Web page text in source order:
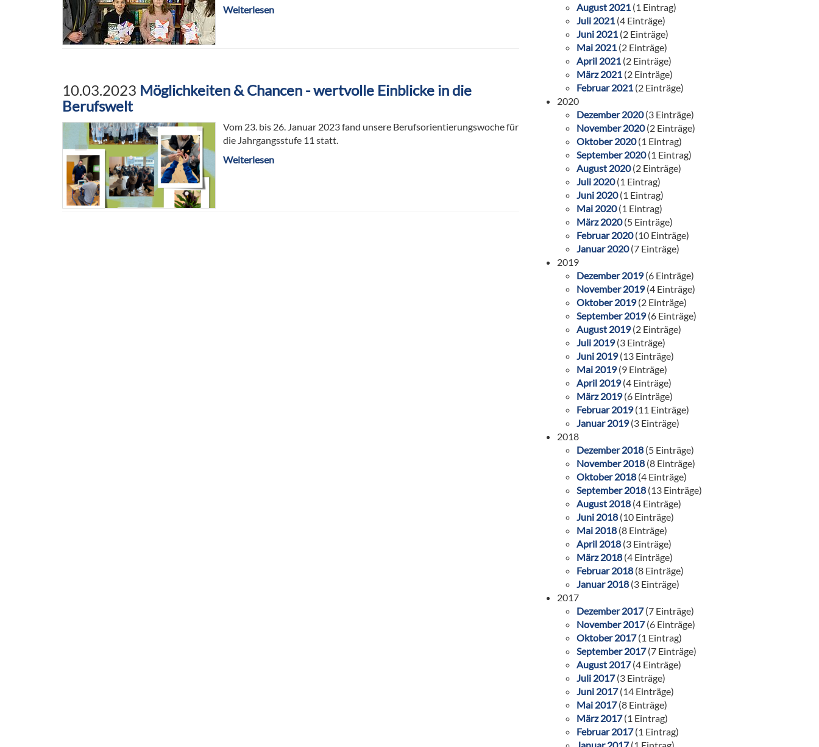
Weiterlesen
10.03.2023 Möglichkeiten & Chancen - wertvolle Einblicke in die
Berufswelt
Vom 23. bis 26. Januar 2023 fand unsere Berufsorientierungswoche für
die Jahrgangsstufe 11 statt.
Weiterlesen
August 2021 (1 Eintrag)
Juli 2021 (4 Einträge)
Juni 2021 (2 Einträge)
Mai 2021 (2 Einträge)
April 2021 (2 Einträge)
März 2021 (2 Einträge)
Februar 2021 (2 Einträge)
2020
Dezember 2020(3 Einträge)
November 2020(2 Einträge)
Oktober 2020(1 Eintrag)
September 2020(1 Eintrag)
August 2020(2 Einträge)
Juli 2020(1 Eintrag)
Juni 2020(1 Eintrag)
Mai 2020(1 Eintrag)
März 2020(5 Einträge)
Februar 2020(10 Einträge)
Januar 2020(7 Einträge)
2019
Dezember 2019(6 Einträge)
November 2019(4 Einträge)
Oktober 2019(2 Einträge)
September 2019(6 Einträge)
August 2019(2 Einträge)
Juli 2019(3 Einträge)
Juni 2019(13 Einträge)
Mai 2019(9 Einträge)
April 2019(4 Einträge)
März 2019(6 Einträge)
Februar 2019(11 Einträge)
Januar 2019(3 Einträge)
2018
Dezember 2018(5 Einträge)
November 2018(8 Einträge)
Oktober 2018(4 Einträge)
September 2018(13 Einträge)
August 2018(4 Einträge)
Juni 2018(10 Einträge)
Mai 2018(8 Einträge)
April 2018(3 Einträge)
März 2018(4 Einträge)
Februar 2018(8 Einträge)
Januar 2018(3 Einträge)
2017
Dezember 2017(7 Einträge)
November 2017(6 Einträge)
Oktober 2017(1 Eintrag)
September 2017(7 Einträge)
August 2017(4 Einträge)
Juli 2017(3 Einträge)
Juni 2017(14 Einträge)
Mai 2017(8 Einträge)
März 2017(1 Eintrag)
Februar 2017(1 Eintrag)